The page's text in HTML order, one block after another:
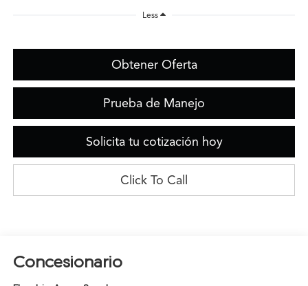
Less
Obtener Oferta
Prueba de Manejo
Solicita tu cotización hoy
Click To Call
Concesionario